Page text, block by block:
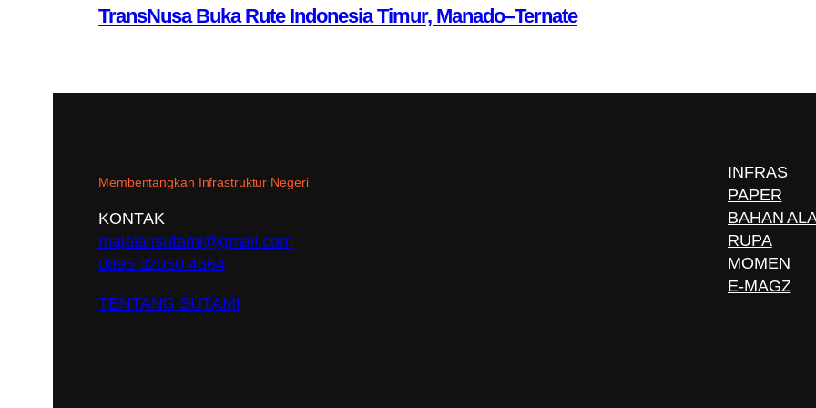
TransNusa Buka Rute Indonesia Timur, Manado–Ternate
Membentangkan Infrastruktur Negeri
KONTAK
majalahsutami@gmail.com
0895 32050 4664
TENTANG SUTAMI
INFRAS
PAPER
BAHAN
RUPA
MOMEN
E-MAGZ